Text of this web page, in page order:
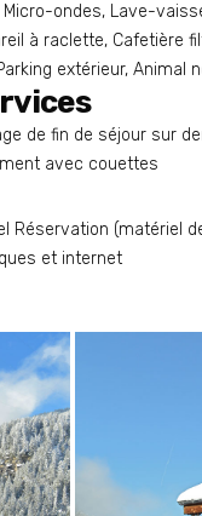
Micro-ondes, Lave-
à raclette, Cafetière
extérieur, Animal
de fin de séjour sur
avec couettes
Réservation (matériel
et internet